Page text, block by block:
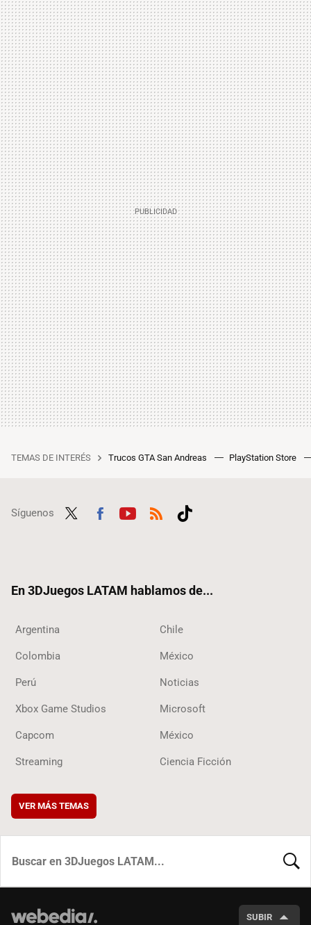
TEMAS DE INTERÉS Trucos GTA San Andreas PlayStation Store
Síguenos
En 3DJuegos LATAM hablamos de...
Argentina Chile
Colombia México
Perú Noticias
Xbox Game Studios Microsoft
Capcom México
Streaming Ciencia Ficción
VER MÁS TEMAS
SUBIR